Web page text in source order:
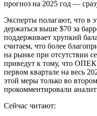
прогноз на 2025 год —
Эксперты полагают, что в
держаться выше $70 за
поддерживает хрупкий
считаем, что более
на рынке при отсутствии
приведут к тому, что
первом квартале на весь
этой меры только во
прокомментировали
Сейчас читают: